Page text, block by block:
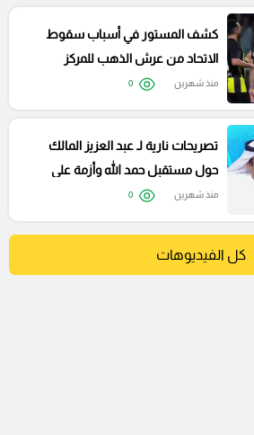
كشف المستور في أسباب سقوط
الاتحاد من عرش الذهب للمركز
الخامس
منذ شهرين 0
تصريحات نارية لـ عبد العزيز المالك
حول مستقبل حمد الله وأزمة علي
البليهي
منذ شهرين 0
كل الفيديوهات